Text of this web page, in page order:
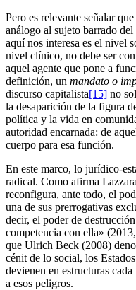
Pero es relevante señalar
análogo al sujeto barrado
aquí nos interesa es el nivel
nivel clínico, no debe ser
aquel agente que pone a
definición, un mandato o
discurso capitalista[15] no
la desaparición de la figura
política y la vida en
autoridad encarnada: de
cuerpo para esa función.
En este marco, lo jurídico-
radical. Como afirma
reconfigura, ante todo, el
una de sus prerrogativas
decir, el poder de
competencia con ella»
que Ulrich Beck (2008)
cénit de lo social, los
devienen en estructuras
a esos peligros.